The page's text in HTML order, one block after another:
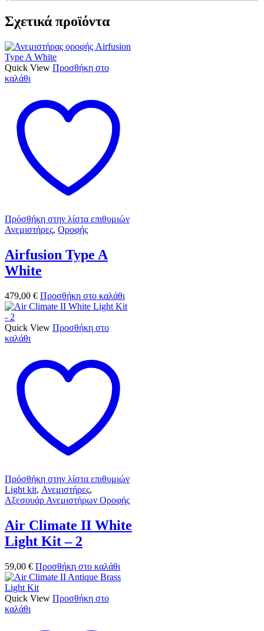
Σχετικά προϊόντα
Quick View Προσθήκη στο
καλάθι
Πρόσθήκη στην λίστα επιθυμιών
Ανεμιστήρες, Οροφής
Airfusion Type A
White
479,00 € Προσθήκη στο καλάθι
Quick View Προσθήκη στο
καλάθι
Πρόσθήκη στην λίστα επιθυμιών
Light kit, Ανεμιστήρες,
Αξεσουάρ Ανεμιστήρων Οροφής
Air Climate II White
Light Kit – 2
59,00 € Προσθήκη στο καλάθι
Quick View Προσθήκη στο
καλάθι